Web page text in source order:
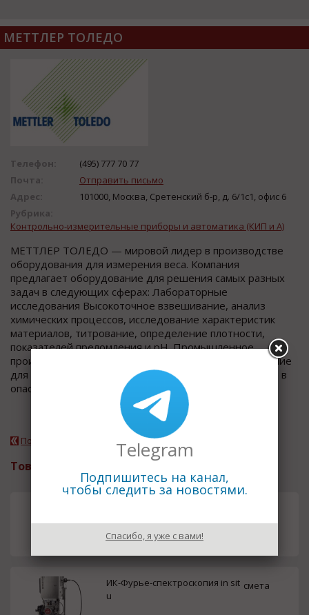
МЕТТЛЕР ТОЛЕДО
Телефон:
(495) 777 70 77
Почта:
Отправить письмо
Адрес:
101000, Москва, Сретенский б-р, д. 6/1c1, офис 6
Рубрика:
Контрольно-измерительные приборы и автоматика (КИП и А)
МЕТТЛЕР ТОЛЕДО — мировой лидер в производстве
оборудования для измерения веса. Компания
предлагает оборудование для решения самых разных
задач в следующих сферах: Лабораторные
исследования Высокоточное взвешивание, анализ
химических процессов, исследование характеристик
материалов, титрование, определение плотности,
показателей преломления и рН. Промышленное
производство и логистика Встраиваемое оборудование
для систем дозирования и наполнения, взвешивание в
опасных зонах, анал...
Подробнее о компании
Товары и услуги
ИК-Фурье-спектроскопия in sit
u
смета
Telegram
Подпишитесь на канал,
чтобы следить за новостями.
Спасибо, я уже с вами!